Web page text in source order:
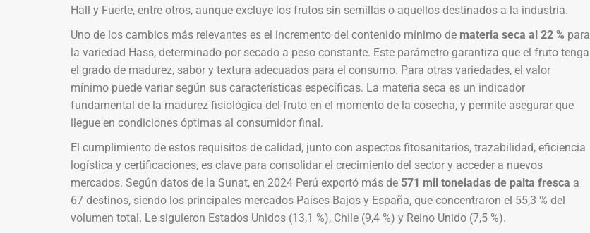
Hall y Fuerte, entre otros, aunque excluye los frutos sin semillas o aquellos destinados a la industria.
Uno de los cambios más relevantes es el incremento del contenido mínimo de materia seca al 22 % para
la variedad Hass, determinado por secado a peso constante. Este parámetro garantiza que el fruto tenga
el grado de madurez, sabor y textura adecuados para el consumo. Para otras variedades, el valor
mínimo puede variar según sus características específicas. La materia seca es un indicador
fundamental de la madurez fisiológica del fruto en el momento de la cosecha, y permite asegurar que
llegue en condiciones óptimas al consumidor final.
El cumplimiento de estos requisitos de calidad, junto con aspectos fitosanitarios, trazabilidad, eficiencia
logística y certificaciones, es clave para consolidar el crecimiento del sector y acceder a nuevos
mercados. Según datos de la Sunat, en 2024 Perú exportó más de 571 mil toneladas de palta fresca a
67 destinos, siendo los principales mercados Países Bajos y España, que concentraron el 55,3 % del
volumen total. Le siguieron Estados Unidos (13,1 %), Chile (9,4 %) y Reino Unido (7,5 %).